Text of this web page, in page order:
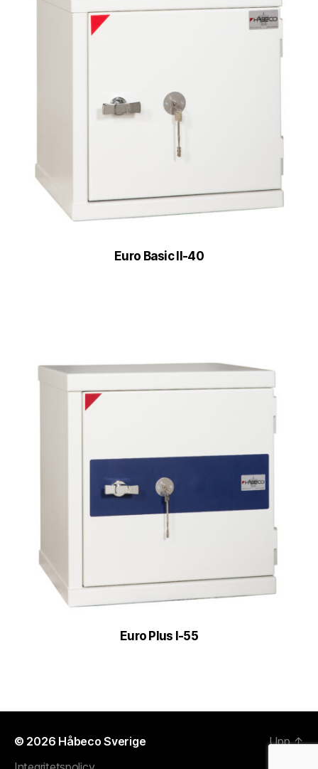
Euro Basic II-40
Euro Plus I-55
© 2026 Håbeco Sverige
Upp↑